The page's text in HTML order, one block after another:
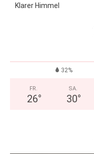
Klarer Himmel
32%
FR.
26°
SA.
30°